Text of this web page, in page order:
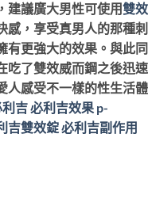
建議廣大男性可使用雙效
感，享受真男人的那種刺
有更強大的效果。與此同
吃了雙效威而鋼之後迅速
人感受不一樣的性生活體
吉必利吉效果 p-
吉雙效錠必利吉副作用